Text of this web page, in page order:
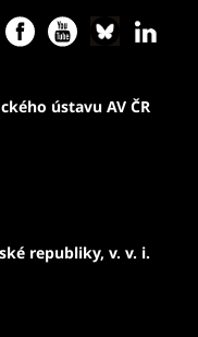
ústavu AV ČR
republiky, v. v. i.